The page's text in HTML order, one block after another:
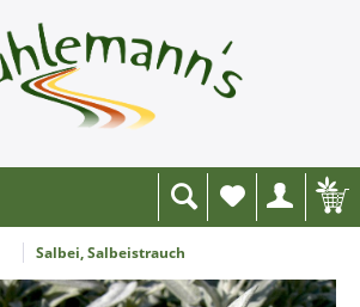
Wunschliste
Salbei, Salbeistrauch